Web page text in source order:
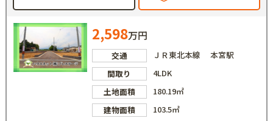
2,598万円
交通
ＪＲ東北本線 本宮駅
間取り
4LDK
土地面積
180.19㎡
建物面積
103.5㎡